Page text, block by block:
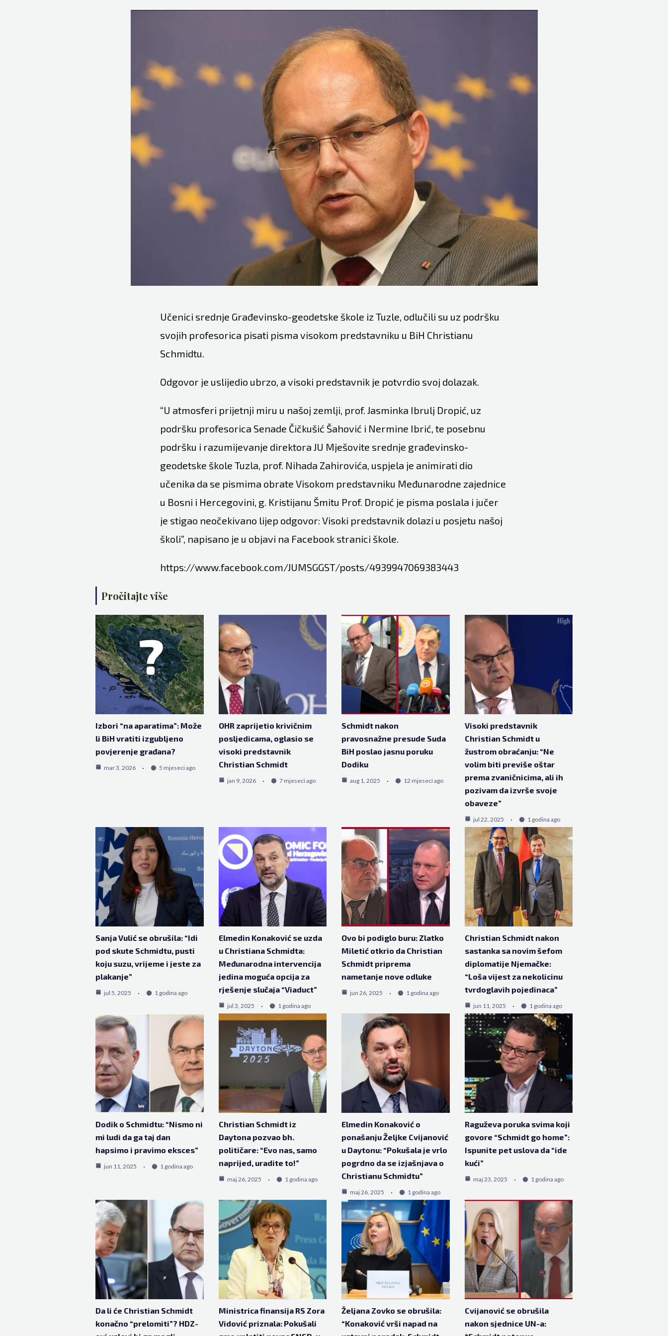
Učenici srednje Građevinsko-geodetske škole iz Tuzle, odlučili su uz podršku
svojih profesorica pisati pisma visokom predstavniku u BiH Christianu
Schmidtu.
Odgovor je uslijedio ubrzo, a visoki predstavnik je potvrdio svoj dolazak.
“U atmosferi prijetnji miru u našoj zemlji, prof. Jasminka Ibrulj Dropić, uz
podršku profesorica Senade Čičkušić Šahović i Nermine Ibrić, te posebnu
podršku i razumijevanje direktora JU Mješovite srednje građevinsko-
geodetske škole Tuzla, prof. Nihada Zahirovića, uspjela je animirati dio
učenika da se pismima obrate Visokom predstavniku Međunarodne zajednice
u Bosni i Hercegovini, g. Kristijanu Šmitu Prof. Dropić je pisma poslala i jučer
je stigao neočekivano lijep odgovor: Visoki predstavnik dolazi u posjetu našoj
školi”, napisano je u objavi na Facebook stranici škole.
https://www.facebook.com/JUMSGGST/posts/4939947069383443
Pročitajte više
Izbori “na aparatima”: Može
li BiH vratiti izgubljeno
povjerenje građana?
mar 3, 2026 5 mjeseci ago
OHR zaprijetio krivičnim
posljedicama, oglasio se
visoki predstavnik
Christian Schmidt
jan 9, 2026 7 mjeseci ago
Schmidt nakon
pravosnažne presude Suda
BiH poslao jasnu poruku
Dodiku
aug 1, 2025 12 mjeseci ago
Visoki predstavnik
Christian Schmidt u
žustrom obraćanju: “Ne
volim biti previše oštar
prema zvaničnicima, ali ih
pozivam da izvrše svoje
obaveze”
jul 22, 2025 1 godina ago
Sanja Vulić se obrušila: “Idi
pod skute Schmidtu, pusti
koju suzu, vrijeme i jeste za
plakanje”
jul 5, 2025 1 godina ago
Elmedin Konaković se uzda
u Christiana Schmidta:
Međunarodna intervencija
jedina moguća opcija za
rješenje slučaja “Viaduct”
jul 3, 2025 1 godina ago
Ovo bi podiglo buru: Zlatko
Miletić otkrio da Christian
Schmidt priprema
nametanje nove odluke
jun 26, 2025 1 godina ago
Christian Schmidt nakon
sastanka sa novim šefom
diplomatije Njemačke:
“Loša vijest za nekolicinu
tvrdoglavih pojedinaca”
jun 11, 2025 1 godina ago
Dodik o Schmidtu: “Nismo ni
mi ludi da ga taj dan
hapsimo i pravimo eksces”
jun 11, 2025 1 godina ago
Christian Schmidt iz
Daytona pozvao bh.
političare: “Evo nas, samo
naprijed, uradite to!”
maj 26, 2025 1 godina ago
Elmedin Konaković o
ponašanju Željke Cvijanović
u Daytonu: “Pokušala je vrlo
pogrdno da se izjašnjava o
Christianu Schmidtu”
maj 26, 2025 1 godina ago
Raguževa poruka svima koji
govore “Schmidt go home”:
Ispunite pet uslova da “ide
kući”
maj 23, 2025 1 godina ago
Da li će Christian Schmidt
konačno “prelomiti”? HDZ-
Ministrica finansija RS Zora
Vidović priznala: Pokušali
Željana Zovko se obrušila:
“Konaković vrši napad na
Cvijanović se obrušila
nakon sjednice UN-a: